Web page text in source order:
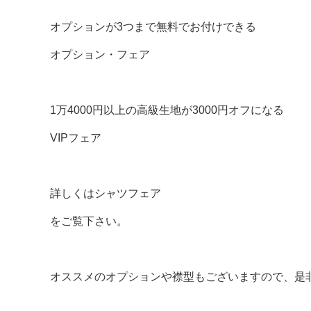
オプションが3つまで無料でお付けできる
オプション・フェア
1万4000円以上の高級生地が3000円オフになる
VIPフェア
詳しくはシャツフェア
をご覧下さい。
オススメのオプションや襟型もございますので、是